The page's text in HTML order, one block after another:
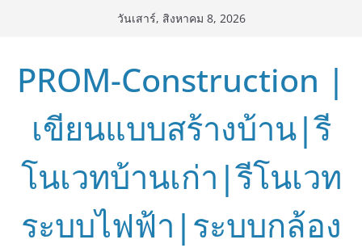
วันเสาร์, สิงหาคม 8, 2026
PROM-Construction |
เขียนแบบสร้างบ้าน|รี
โนเวทบ้านเก่า|รีโนเวท
ระบบไฟฟ้า|ระบบกล้อง